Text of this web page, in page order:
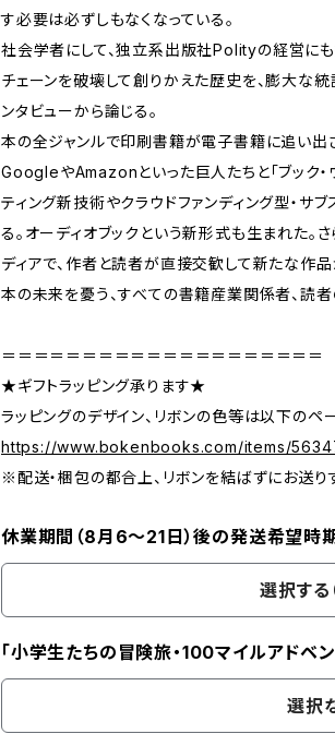
す必要は必ずしもなくなっている。
社会学者にして、独立系出版社Polityの経営に
チェーンを破壊して創りかえた歴史を、膨大な
ンタビューから論じる。
本の全ジャンルで印刷書籍が電子書籍に追い出
GoogleやAmazonといった巨人たちと「ブック・
ティング新技術やクラウドファンディング型・サ
る。オーディオブックという新形式も生まれた。
ディアで、作者と読者が直接交歓して新たな作品
本の未来を憂う、すべての書籍産業関係者、読
＝＝＝＝＝＝＝＝＝＝＝＝＝＝＝＝＝＝＝＝
★ギフトラッピング承ります★
ラッピングのデザイン、リボンの色等は以下のペ
https://www.bokenbooks.com/items/
※配送・梱包の都合上、リボンを結ばずにお送り
休業期間（8月6〜21日）後の発送希望時
選択する
「小学生たちの冒険旅・100マイルアドベ
選択